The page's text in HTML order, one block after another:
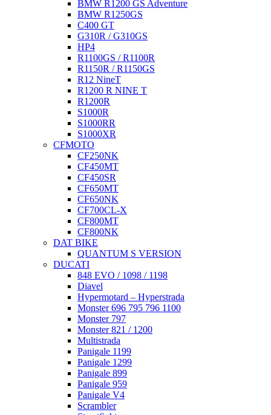
BMW R1200 GS Adventure
BMW R1250GS
C400 GT
G310R / G310GS
HP4
R1100GS / R1100R
R1150R / R1150GS
R12 NineT
R1200 R NINE T
R1200R
S1000R
S1000RR
S1000XR
CFMOTO
CF250NK
CF450MT
CF450SR
CF650MT
CF650NK
CF700CL-X
CF800MT
CF800NK
DAT BIKE
QUANTUM S VERSION
DUCATI
848 EVO / 1098 / 1198
Diavel
Hypermotard – Hyperstrada
Monster 696 795 796 1100
Monster 797
Monster 821 / 1200
Multistrada
Panigale 1199
Panigale 1299
Panigale 899
Panigale 959
Panigale V4
Scrambler